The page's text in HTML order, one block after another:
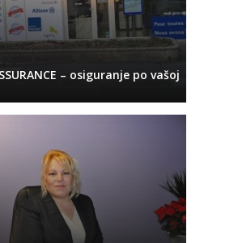
– osiguranje po vašoj